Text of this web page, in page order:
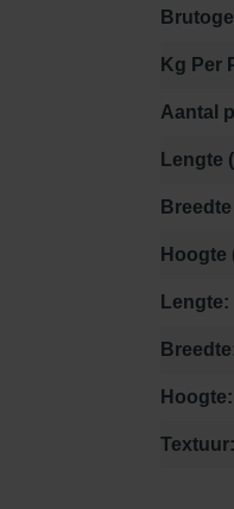
Kg Per
Aantal
Lengte
Hoogte
Lengte:
Hoogte:
Textuur: